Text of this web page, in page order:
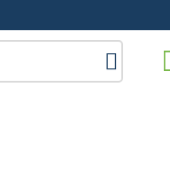
